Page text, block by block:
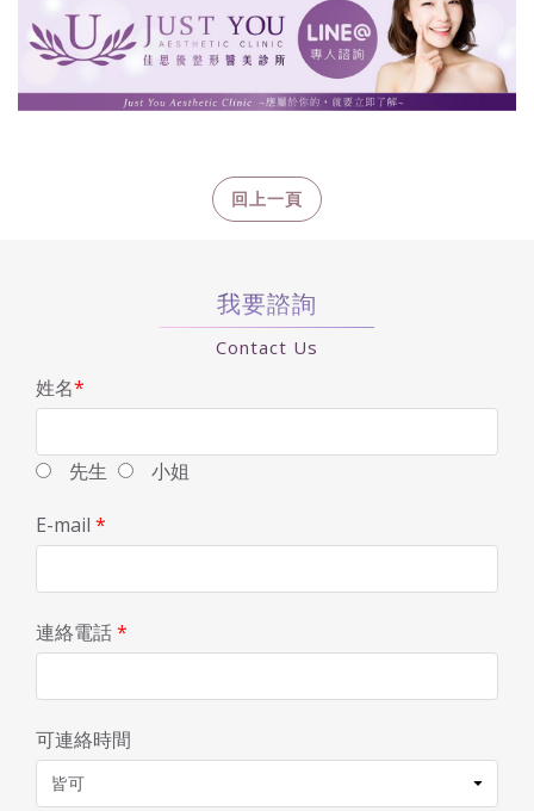
我要諮詢
Contact Us
姓名*
先生 小姐
E-mail *
連絡電話*
可連絡時間